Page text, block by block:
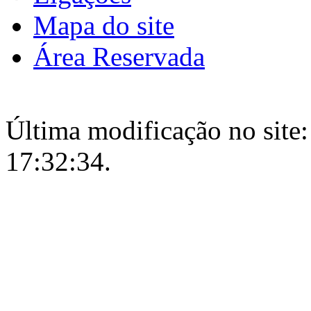
Mapa do site
Área Reservada
Última modificação no
17:32:34.